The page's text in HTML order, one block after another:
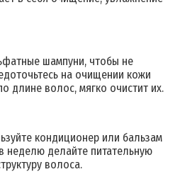
шампуни, чтобы не
на очищении кожи
длине волос, мягко очистит их.
кондиционер или бальзам
неделю делайте питательную
волоса.